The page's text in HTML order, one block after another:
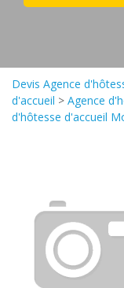
Devis Agence
d'accueil > Agence
d'hôtesse d'accueil